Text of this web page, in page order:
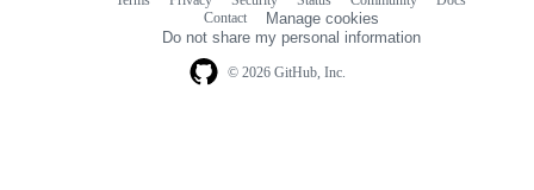
© 2026 GitHub, Inc.
Contact
Manage cookies
Do not share my personal information